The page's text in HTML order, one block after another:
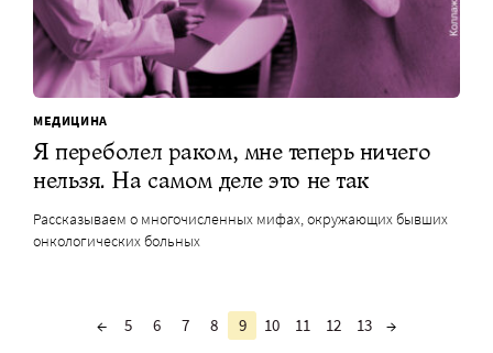
МЕДИЦИНА
Я переболел раком, мне теперь ничего
нельзя. На самом деле это не так
Рассказываем о многочисленных мифах, окружающих бывших
онкологических больных
← 5 6 7 8 9 10 11 12 13 →